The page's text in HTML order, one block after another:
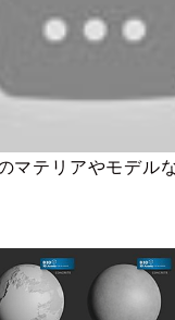
マテリアやモデル